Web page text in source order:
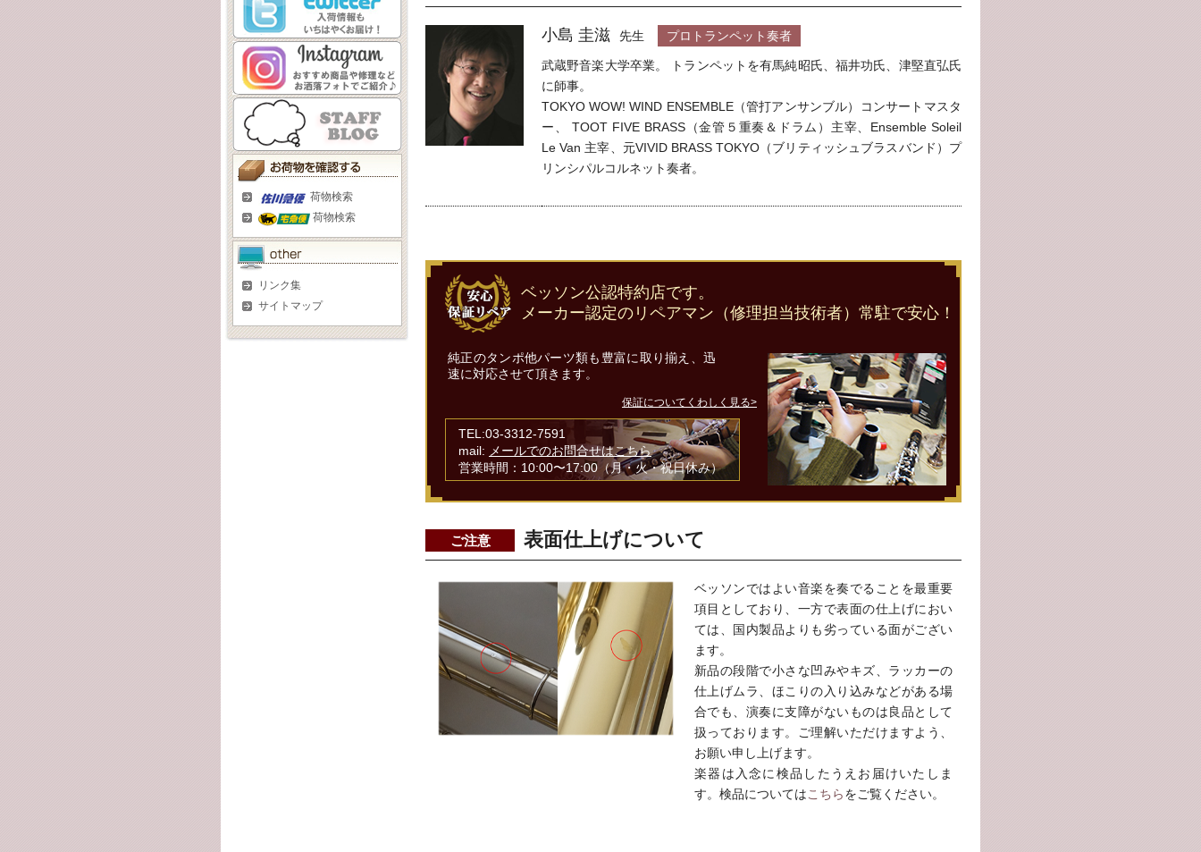
荷物検索
荷物検索
リンク集
サイトマップ
小島 圭滋 先生 プロトランペット奏者
武蔵野音楽大学卒業。 トランペットを有馬純昭氏、福井功氏、津堅直弘氏
に師事。
TOKYO WOW! WIND ENSEMBLE（管打アンサンブル）コンサートマスタ
ー、 TOOT FIVE BRASS（金管５重奏＆ドラム）主宰、Ensemble Soleil
Le Van 主宰、元VIVID BRASS TOKYO（ブリティッシュブラスバンド）プ
リンシパルコルネット奏者。
ベッソン公認特約店です。
メーカー認定のリペアマン（修理担当技術者）常駐で安心！
純正のタンポ他パーツ類も豊富に取り揃え、迅
速に対応させて頂きます。
保証についてくわしく見る>
TEL:03-3312-7591
mail: メールでのお問合せはこちら
営業時間：10:00〜17:00（月・火・祝日休み）
ご注意 表面仕上げについて
ベッソンではよい音楽を奏でることを最重要
項目としており、一方で表面の仕上げにおい
ては、国内製品よりも劣っている面がござい
ます。
新品の段階で小さな凹みやキズ、ラッカーの
仕上げムラ、ほこりの入り込みなどがある場
合でも、演奏に支障がないものは良品として
扱っております。ご理解いただけますよう、
お願い申し上げます。
楽器は入念に検品したうえお届けいたしま
す。検品についてはこちらをご覧ください。